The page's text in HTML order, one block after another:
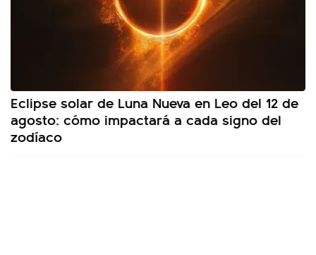
Eclipse solar de Luna Nueva en Leo del 12 de
agosto: cómo impactará a cada signo del
zodíaco